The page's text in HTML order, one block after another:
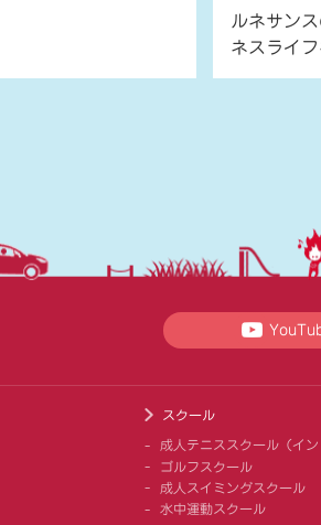
ルネサン
ネスライ
スクール
成人テニススクール（イン
ゴルフスクール
成人スイミングスクール
水中運動スクール